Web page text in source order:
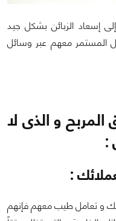
إسعاد الزبائن بشكل جيد
المستمر معهم عبر وسائل
و الذى لا
:
و تعامل طيب معهم فإنهم